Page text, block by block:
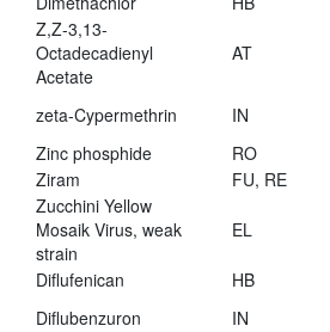
Z,Z-3,13-
Octadecadienyl
Acetate
AT
zeta-Cypermethrin IN
Zinc phosphide
RO
Ziram
FU, RE
Zucchini Yellow
Mosaik Virus, weak
strain
EL
Diflufenican HB
Diflubenzuron
IN